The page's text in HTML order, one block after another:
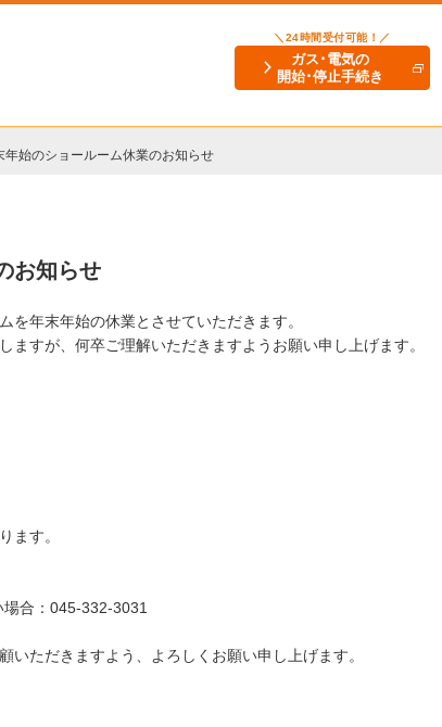
＼24時間受付可能！／
ガス･電気の
開始･停止手続き
年始のショールーム休業のお知らせ
お知らせ
を年末年始の休業とさせていただきます。
ますが、何卒ご理解いただきますようお願い申し上げます。
ます。
合：045-332-3031
いただきますよう、よろしくお願い申し上げます。